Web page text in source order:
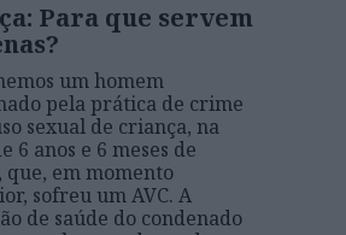
Para que servem
um homem
pela prática de crime
sexual de criança, na
6 anos e 6 meses de
que, em momento
sofreu um AVC. A
de saúde do condenado